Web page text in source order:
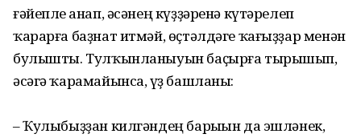
ғәйепле һанап, әсәнең күҙҙәренә күтәрелеп
ҡарарға баҙнат итмәй, өҫтәлдәге ҡағыҙҙар менән
булышты. Тулҡынланыуын баҫырға тырышып,
әсәгә ҡарамайынса, һүҙ башланы:
– Ҡулыбыҙҙан килгәндең барыһын да эшләнек,